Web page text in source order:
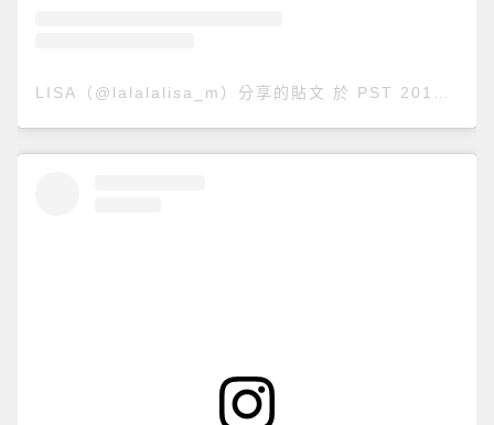
LISA（@lalalalisa_m）分享的貼文 於 PST 2018 年 11月 月 19 日 上午 6:11